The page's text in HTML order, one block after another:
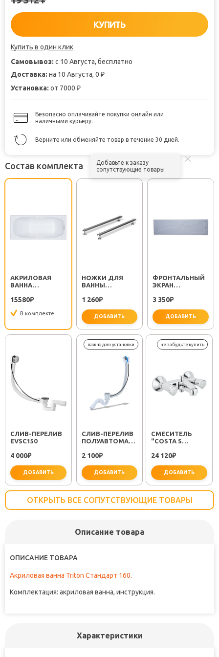
КУПИТЬ
Купить в один клик
Самовывоз: с 10 Августа, бесплатно
Доставка: на 10 Августа, 0 ₽
Установка: от 7000 ₽
Безопасно оплачивайте покупки онлайн или
наличными курьеру.
Верните или обменяйте товар в течение 30 дней.
Состав комплекта
Добавьте к заказу
сопутствующие товары
АКРИЛОВАЯ
ВАННА
160X70
15580₽
В комплекте
НОЖКИ ДЛЯ
ВАННЫ
1 260₽
ДОБАВИТЬ
ФРОНТАЛЬНЫЙ
ЭКРАН
3 350₽
ДОБАВИТЬ
CЛИВ-ПЕРЕЛИВ
EVSC150
4 000₽
ДОБАВИТЬ
CЛИВ-ПЕРЕЛИВ
ПОЛУАВТОМАТ
2 100₽
ДОБАВИТЬ
СМЕСИТЕЛЬ
"COSTA S
24 120₽
ДОБАВИТЬ
ОТКРЫТЬ ВСЕ СОПУТСТВУЮЩИЕ ТОВАРЫ
Описание товара
ОПИСАНИЕ ТОВАРА
Акриловая ванна Triton Стандарт 160.
Комплектация: акриловая ванна, инструкция.
Характеристики